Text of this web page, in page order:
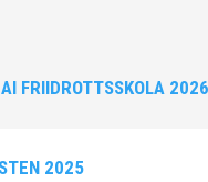
FRIIDROTTSSKOLA 2026
2025
förväntningarna och